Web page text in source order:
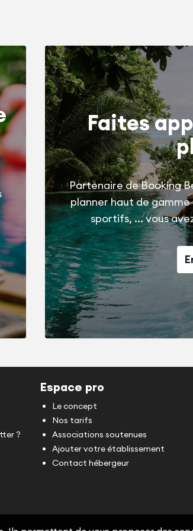
Faites
Partenaire de Booking
planner haut de
sportifs, ... vous
?
Espace pro
Le concept
Nos tarifs
Associations soutenues
Ajouter votre établissement
Contact hébergeur